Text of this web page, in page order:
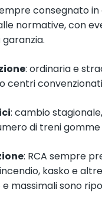
consegnato in
normative, con
: ordinaria e
centri
: cambio
di treni gomme
: RCA sempre
kasko e
e massimali sono